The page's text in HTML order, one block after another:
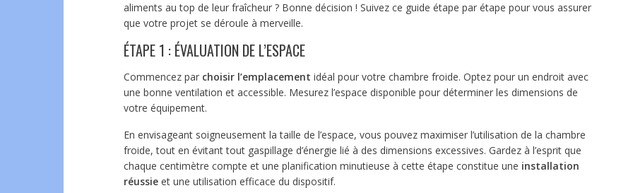
aliments au top de leur fraîcheur ? Bonne décision ! Suivez ce guide étape par étape pour vous assurer
que votre projet se déroule à merveille.
ÉTAPE 1 : ÉVALUATION DE L’ESPACE
Commencez par choisir l’emplacement idéal pour votre chambre froide. Optez pour un endroit avec
une bonne ventilation et accessible. Mesurez l’espace disponible pour déterminer les dimensions de
votre équipement.
En envisageant soigneusement la taille de l’espace, vous pouvez maximiser l’utilisation de la chambre
froide, tout en évitant tout gaspillage d’énergie lié à des dimensions excessives. Gardez à l’esprit que
chaque centimètre compte et une planification minutieuse à cette étape constitue une installation
réussieet une utilisation efficace du dispositif.